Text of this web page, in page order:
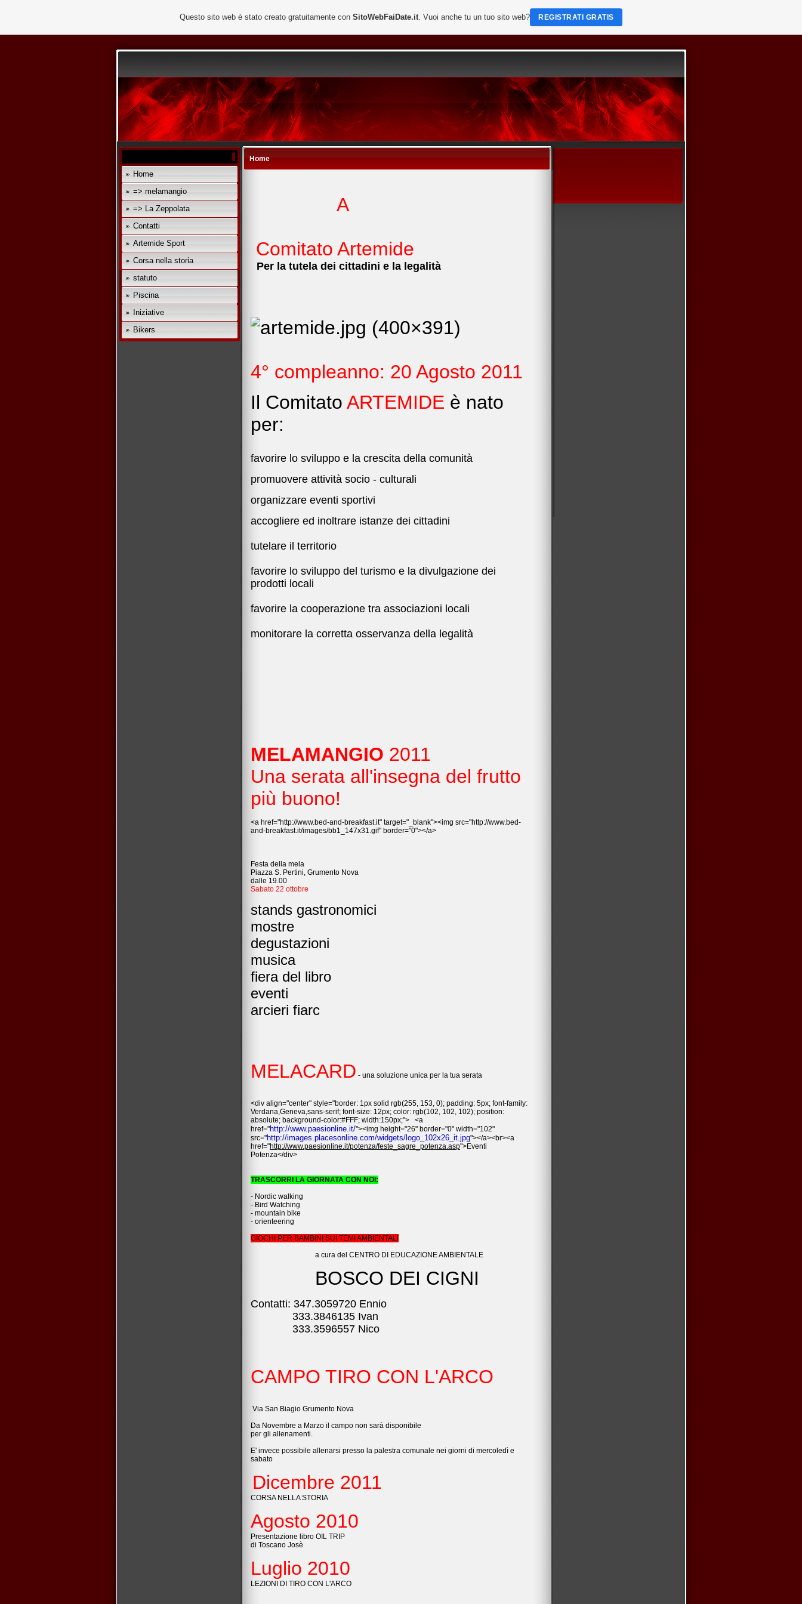
Home
=> melamangio
=> La Zeppolata
Contatti
Artemide Sport
Corsa nella storia
statuto
Piscina
Iniziative
Bikers
Home
A
Comitato Artemide
Per la tutela dei cittadini e la legalità
4° compleanno: 20 Agosto 2011
Il Comitato ARTEMIDE è nato
per:
favorire lo sviluppo e la crescita della comunità
promuovere attività socio - culturali
organizzare eventi sportivi
accogliere ed inoltrare istanze dei cittadini
tutelare il territorio
favorire lo sviluppo del turismo e la divulgazione dei
prodotti locali
favorire la cooperazione tra associazioni locali
monitorare la corretta osservanza della legalità
MELAMANGIO 2011
Una serata all'insegna del frutto
più buono!
<a href="http://www.bed-and-breakfast.it" target="_blank"><img src="http://www.bed-
and-breakfast.it/images/bb1_147x31.gif" border="0"></a>
Festa della mela
Piazza S. Pertini, Grumento Nova
dalle 19.00
Sabato 22 ottobre
stands gastronomici
mostre
degustazioni
musica
fiera del libro
eventi
arcieri fiarc
MELACARD - una soluzione unica per la tua serata
<div align="center" style="border: 1px solid rgb(255, 153, 0); padding: 5px; font-family:
Verdana,Geneva,sans-serif; font-size: 12px; color: rgb(102, 102, 102); position:
absolute; background-color:#FFF; width:150px;"> <a
href="http://www.paesionline.it/"><img height="26" border="0" width="102"
src="http://images.placesonline.com/widgets/logo_102x26_it.jpg"></a><br><a
href="http://www.paesionline.it/potenza/feste_sagre_potenza.asp">Eventi
Potenza</div>
TRASCORRI LA GIORNATA CON NOI:
- Nordic walking
- Bird Watching
- mountain bike
- orienteering
GIOCHI PER BAMBINI SUI TEMI AMBIENTALI
a cura del CENTRO DI EDUCAZIONE AMBIENTALE
BOSCO DEI CIGNI
Contatti: 347.3059720 Ennio
333.3846135 Ivan
333.3596557 Nico
CAMPO TIRO CON L'ARCO
Via San Biagio Grumento Nova
Da Novembre a Marzo il campo non sarà disponibile
per gli allenamenti.
E' invece possibile allenarsi presso la palestra comunale nei giorni di mercoledì e
sabato
Dicembre 2011
CORSA NELLA STORIA
Agosto 2010
Presentazione libro OIL TRIP
di Toscano Josè
Luglio 2010
LEZIONI DI TIRO CON L'ARCO
Questo sito web è stato creato gratuitamente conSitoWebFaiDate.it. Vuoi anche tu un tuo sito web? REGISTRATI GRATIS